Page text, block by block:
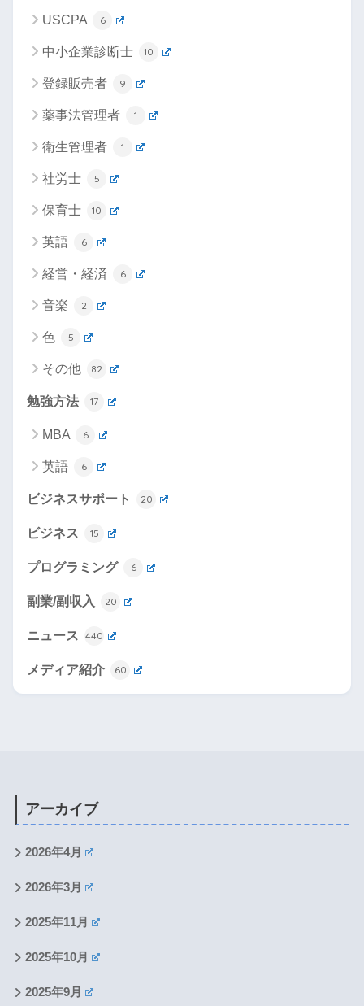
USCPA 6
中小企業診断士 10
登録販売者 9
薬事法管理者 1
衛生管理者 1
社労士 5
保育士 10
英語 6
経営・経済 6
音楽 2
色 5
その他 82
勉強方法 17
MBA 6
英語 6
ビジネスサポート 20
ビジネス 15
プログラミング 6
副業/副収入 20
ニュース 440
メディア紹介 60
アーカイブ
2026年4月
2026年3月
2025年11月
2025年10月
2025年9月